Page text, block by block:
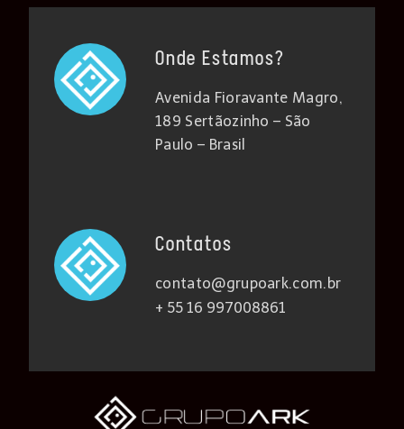
Onde Estamos?
Avenida Fioravante Magro,
189 Sertãozinho – São
Paulo – Brasil
Contatos
contato@grupoark.com.br
+ 55 16 997008861